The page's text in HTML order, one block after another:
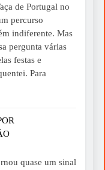
de Portugal no
percurso
indiferente. Mas
pergunta várias
festas e
Para
quase um sinal